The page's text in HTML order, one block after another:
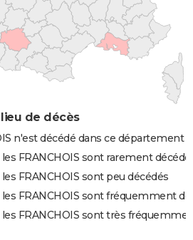
lieu de décès
n'est décédé dans ce département
FRANCHOIS sont rarement
FRANCHOIS sont peu décédés
FRANCHOIS sont fréquemment
FRANCHOIS sont très